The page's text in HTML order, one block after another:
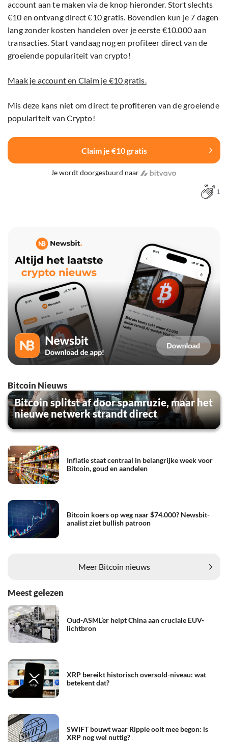
account aan te maken via de knop hieronder. Stort slechts
€10 en ontvang direct €10 gratis. Bovendien kun je 7 dagen
lang zonder kosten handelen over je eerste €10.000 aan
transacties. Start vandaag nog en profiteer direct van de
groeiende populariteit van crypto!
Maak je account en Claim je €10 gratis.
Mis deze kans niet om direct te profiteren van de groeiende
populariteit van Crypto!
Claim je €10 gratis
Je wordt doorgestuurd naar
1
Bitcoin Nieuws
Bitcoin splitst af door spamruzie, maar het
nieuwe netwerk strandt direct
Inflatie staat centraal in belangrijke week voor
Bitcoin, goud en aandelen
Bitcoin koers op weg naar $74.000? Newsbit-
analist ziet bullish patroon
Meer Bitcoin nieuws
Meest gelezen
Oud-ASML’er helpt China aan cruciale EUV-
lichtbron
XRP bereikt historisch oversold-niveau: wat
betekent dat?
SWIFT bouwt waar Ripple ooit mee begon: is
XRP nog wel nuttig?